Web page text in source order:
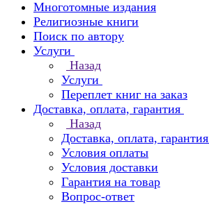
Многотомные издания
Религиозные книги
Поиск по автору
Услуги
Назад
Услуги
Переплет книг на заказ
Доставка, оплата, гарантия
Назад
Доставка, оплата, гарантия
Условия оплаты
Условия доставки
Гарантия на товар
Вопрос-ответ